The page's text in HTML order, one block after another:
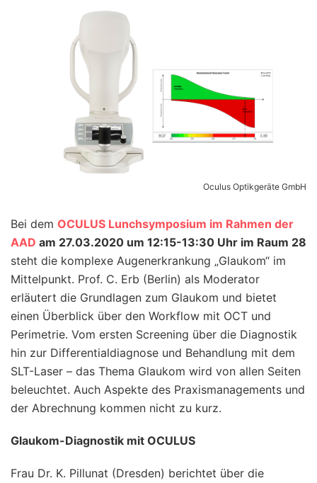
Oculus Optikgeräte GmbH
Bei dem OCULUS Lunchsymposium im Rahmen der
AAD am 27.03.2020 um 12:15-13:30 Uhr im Raum 28
steht die komplexe Augenerkrankung „Glaukom“ im
Mittelpunkt. Prof. C. Erb (Berlin) als Moderator
erläutert die Grundlagen zum Glaukom und bietet
einen Überblick über den Workflow mit OCT und
Perimetrie. Vom ersten Screening über die Diagnostik
hin zur Differentialdiagnose und Behandlung mit dem
SLT-Laser – das Thema Glaukom wird von allen Seiten
beleuchtet. Auch Aspekte des Praxismanagements und
der Abrechnung kommen nicht zu kurz.
Glaukom-Diagnostik mit OCULUS
Frau Dr. K. Pillunat (Dresden) berichtet über die